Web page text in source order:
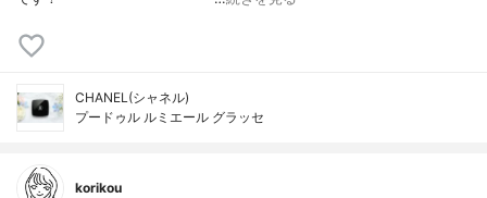
CHANEL(シャネル)
プードゥル ルミエール グラッセ
korikou